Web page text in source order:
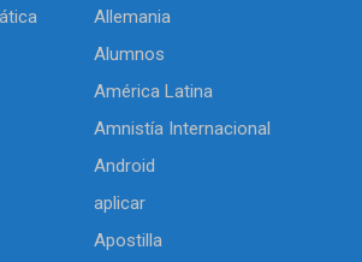
Allemania
Alumnos
América Latina
Amnistía Internacional
Android
aplicar
Apostilla